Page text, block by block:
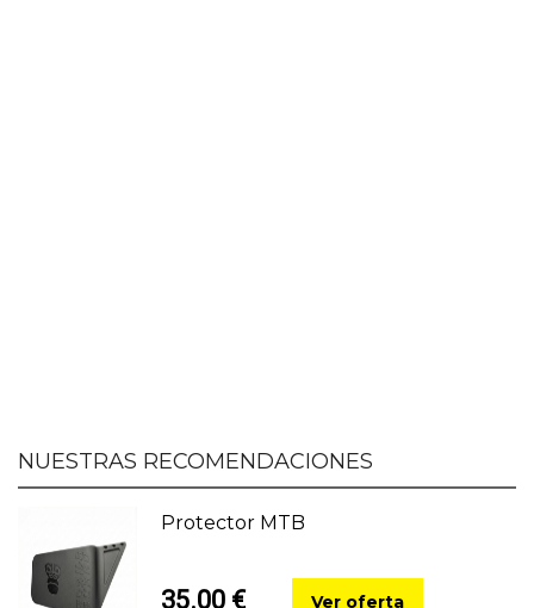
NUESTRAS RECOMENDACIONES
Protector MTB
35.00 € Ver oferta